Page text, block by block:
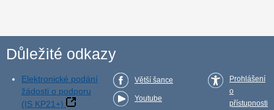
Důležité odkazy
Elektronické podání
žádosti o podporu
(IS KP21+)
Větší šance
Youtube
Prohlášení
o
přístupnosti